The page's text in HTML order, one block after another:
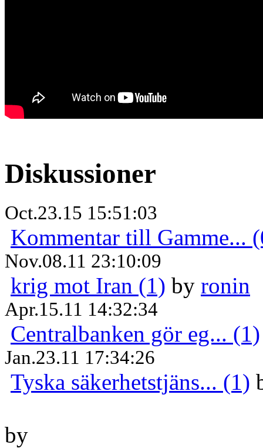
Diskussioner
Oct.23.15 15:51:03
Kommentar till Gamme...
Nov.08.11 23:10:09
krig mot Iran (1) by ronin
Apr.15.11 14:32:34
Centralbanken gör eg... (1)
Jan.23.11 17:34:26
Tyska säkerhetstjäns... (1)
by